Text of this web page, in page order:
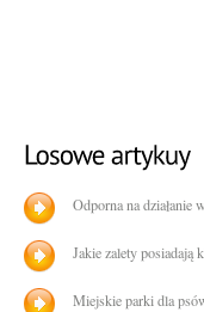
Odporna na działanie
Jakie zalety posiadają
Miejskie parki dla